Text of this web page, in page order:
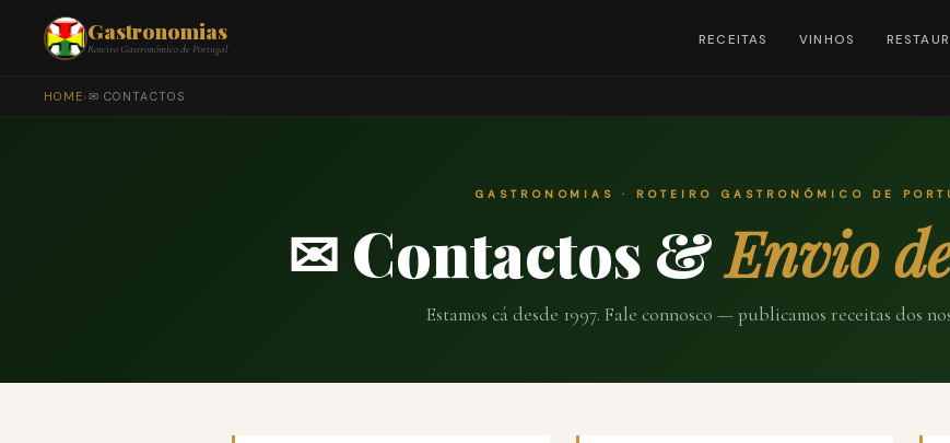
Gastronomias
Roteiro Gastronómico de Portugal RECEITAS VINHOS
HOME› ✉ CONTACTOS
GASTRONOMIAS · ROTEIRO GASTRONÓMICO DE
✉ Contactos &Envio
Estamos cá desde 1997. Fale connosco — publicamos receitas dos